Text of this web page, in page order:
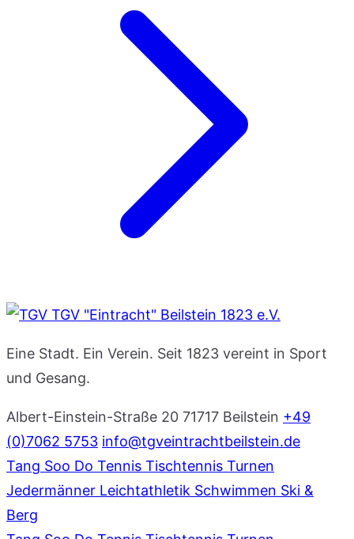
TGV "Eintracht" Beilstein 1823 e.V.
Eine Stadt. Ein Verein. Seit 1823 vereint in Sport
und Gesang.
Albert-Einstein-Straße 20 71717 Beilstein +49
(0)7062 5753 info@tgveintrachtbeilstein.de
Tang Soo Do Tennis Tischtennis Turnen
Jedermänner Leichtathletik Schwimmen Ski &
Berg